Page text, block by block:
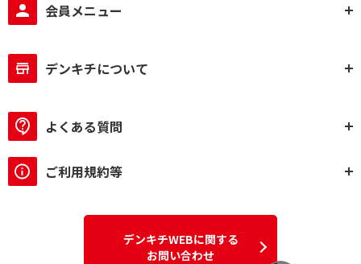
会員メニュー
デンキチについて
よくある質問
ご利用規約等
デンキチWEBに関する
お問い合わせ